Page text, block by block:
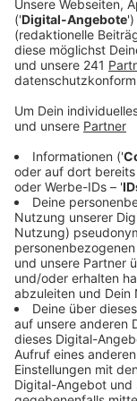
Veröffentlicht:
Anzeige
Comedy
3 Ecken, Ein